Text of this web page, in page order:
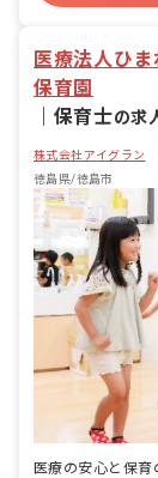
医療法人ひ
保育園
保育士の求
株式会社アイグラン
徳島県/徳島市